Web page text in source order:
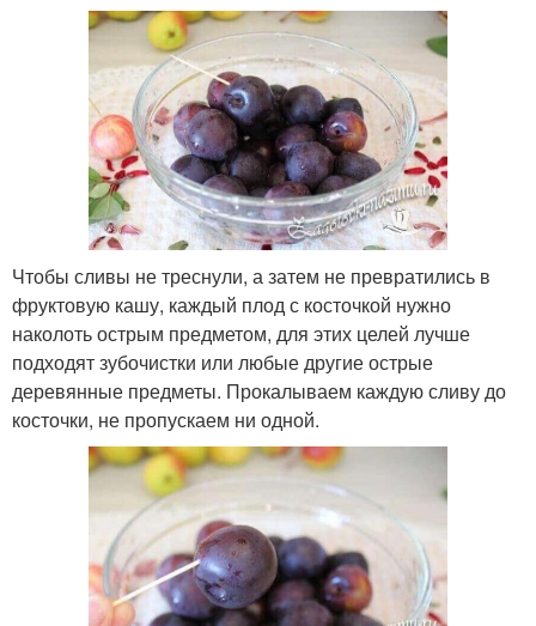
Чтобы сливы не треснули, а затем не превратились в
фруктовую кашу, каждый плод с косточкой нужно
наколоть острым предметом, для этих целей лучше
подходят зубочистки или любые другие острые
деревянные предметы. Прокалываем каждую сливу до
косточки, не пропускаем ни одной.